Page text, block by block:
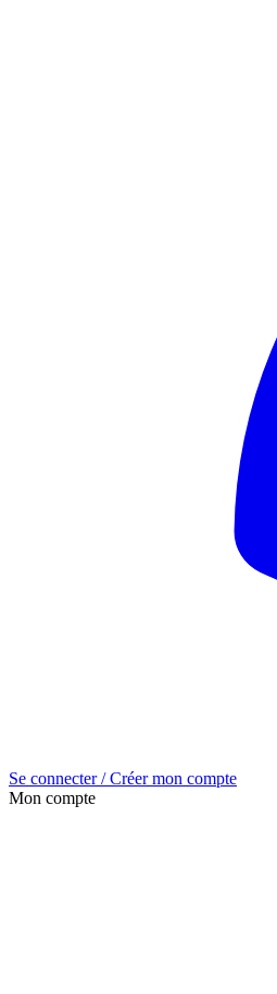
Se connecter / Créer mon compte
Mon compte